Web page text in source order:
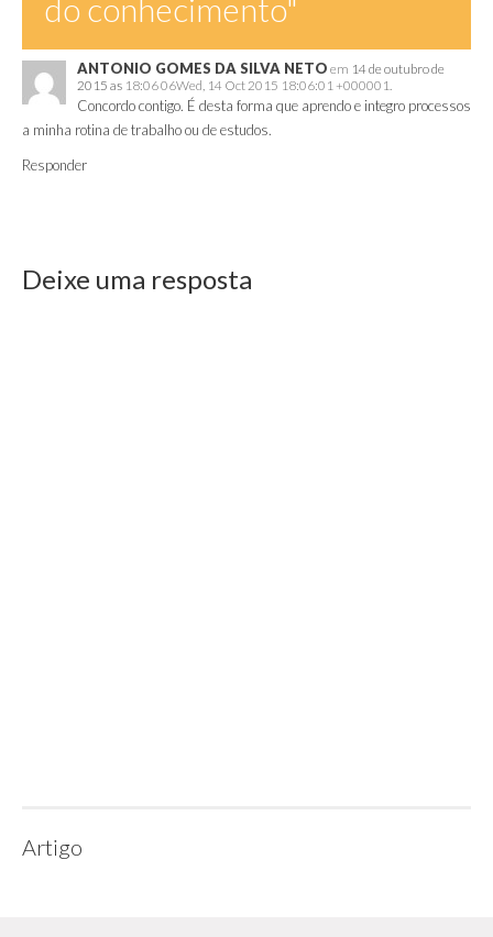
do conhecimento"
ANTONIO GOMES DA SILVA NETO em 14 de outubro de
2015 as 18:06 06Wed, 14 Oct 2015 18:06:01 +000001.
Concordo contigo. É desta forma que aprendo e integro processos
a minha rotina de trabalho ou de estudos.
Responder
Deixe uma resposta
Artigo